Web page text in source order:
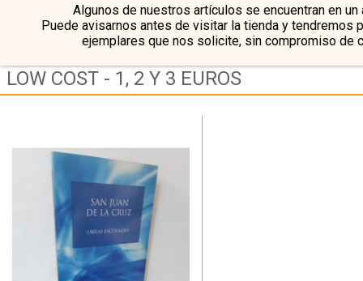
Algunos de nuestros artículos se encuentran en un
Puede avisarnos antes de visitar la tienda y tendremos
ejemplares que nos solicite, sin compromiso de
LOW COST - 1, 2 Y 3 EUROS